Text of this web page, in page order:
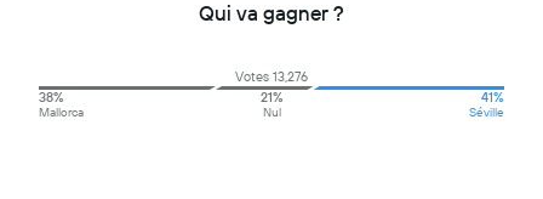
Qui va gagner ?
Votes 13,276
38%
Mallorca
21%
Nul
41%
Séville